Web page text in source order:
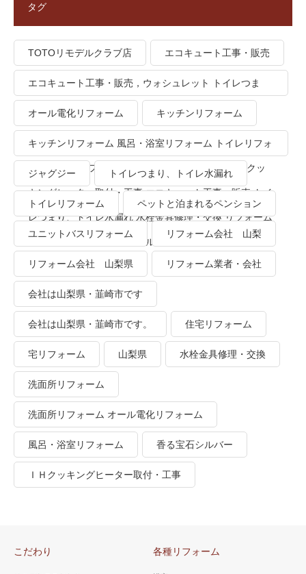
タグ
TOTOリモデルクラブ店 エコキュート工事・販売
エコキュート工事・販売，ウォシュレット トイレつま
り、トイレ水漏れ
オール電化リフォーム キッチンリフォーム
キッチンリフォーム 風呂・浴室リフォーム トイレリフォ
ーム 洗面所リフォーム オール電化リフォーム ＩＨクッ
キングヒーター取付・工事 エコキュート工事・販売 トイ
レつまり、トイレ水漏れ 水栓金具修理・交換 リフォーム
業者・会社 ＴＯＴＯリモデルクラブ
ジャグジー トイレつまり、トイレ水漏れ
トイレリフォーム ペットと泊まれるペンション
ユニットバスリフォーム リフォーム会社 山梨
リフォーム会社 山梨県 リフォーム業者・会社
会社は山梨県・韮崎市です
会社は山梨県・韮崎市です。 住宅リフォーム
宅リフォーム 山梨県 水栓金具修理・交換
洗面所リフォーム
洗面所リフォーム オール電化リフォーム
風呂・浴室リフォーム 香る宝石シルバー
ＩＨクッキングヒーター取付・工事
こだわり 各種リフォーム